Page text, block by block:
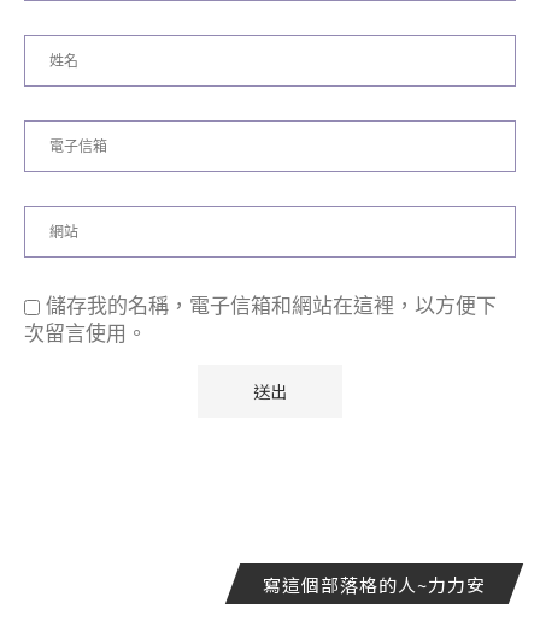
儲存我的名稱，電子信箱和網站在這裡，以方便下
次留言使用。
寫這個部落格的人~力力安